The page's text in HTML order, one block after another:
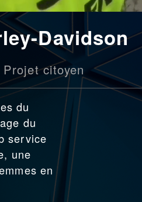
Davidson
Projet citoyen
du
du
service
une
en